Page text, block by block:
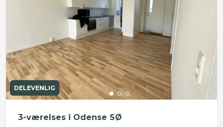
DELEVENLIG
3-værelses i Odense SØ